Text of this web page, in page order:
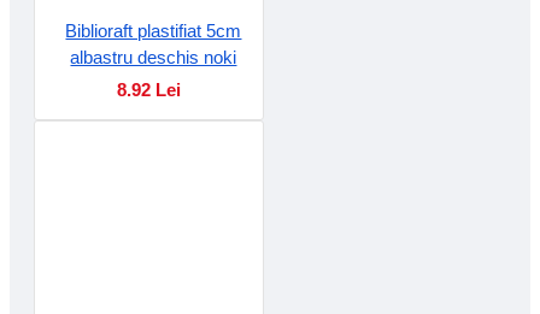
Biblioraft plastifiat 5cm
albastru deschis noki
8.92 Lei